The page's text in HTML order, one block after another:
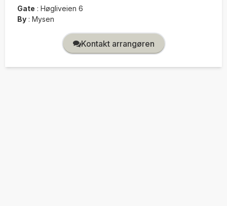
Gate : Høgliveien 6
By : Mysen
Kontakt arrangøren